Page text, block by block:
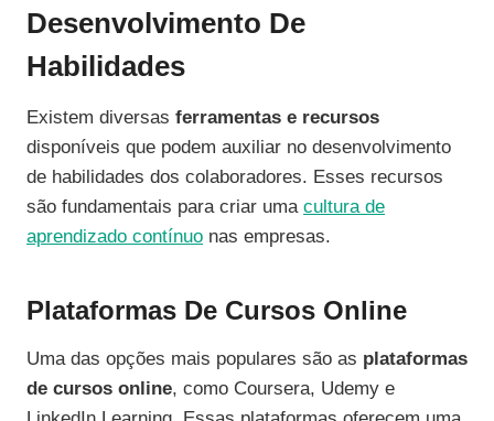
Desenvolvimento De
Habilidades
Existem diversas ferramentas e recursos
disponíveis que podem auxiliar no desenvolvimento
de habilidades dos colaboradores. Esses recursos
são fundamentais para criar uma cultura de
aprendizado contínuo nas empresas.
Plataformas De Cursos Online
Uma das opções mais populares são as plataformas
de cursos online, como Coursera, Udemy e